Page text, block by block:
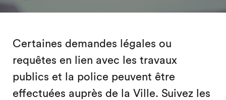
Certaines demandes légales ou
requêtes en lien avec les travaux
publics et la police peuvent être
effectuées auprès de la Ville. Suivez les